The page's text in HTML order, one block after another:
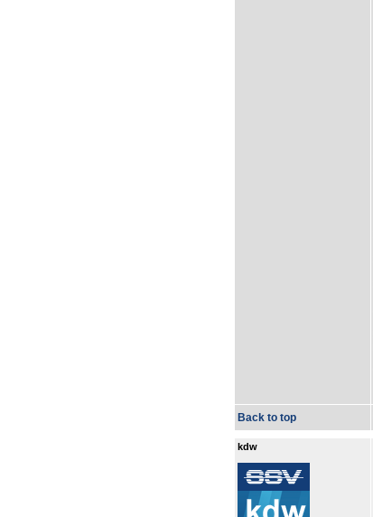
Back to top
kdw